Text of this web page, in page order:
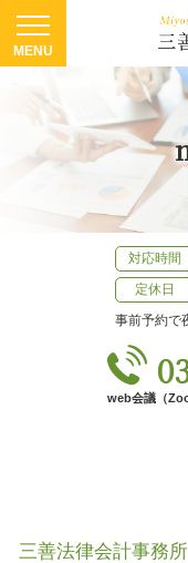
対応時間
定休日
事前予約で
web会議（
三善法律会計事務所